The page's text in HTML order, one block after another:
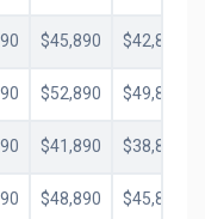
$45,890 $42,890
$52,890 $49,890
$41,890 $38,890
$48,890 $45,890